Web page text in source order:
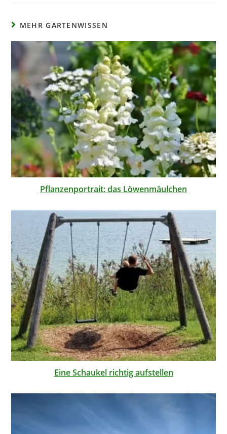
MEHR GARTENWISSEN
Pflanzenportrait: das Löwenmäulchen
Eine Schaukel richtig aufstellen